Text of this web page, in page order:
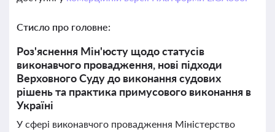
Стисло про головне:
Роз'яснення Мін'юсту щодо статусів
виконавчого провадження, нові підходи
Верховного Суду до виконання судових
рішень та практика примусового виконання в
Україні
У сфері виконавчого провадження Міністерство